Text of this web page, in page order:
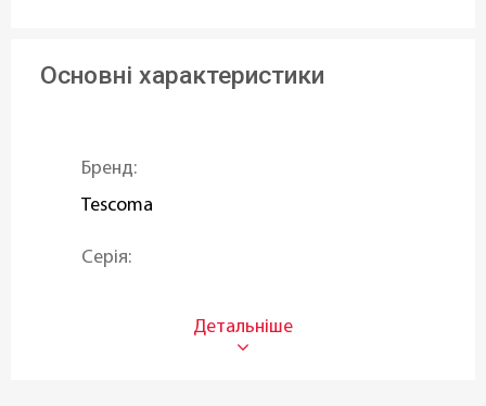
Основні характеристики
Бренд:
Tescoma
Серія: